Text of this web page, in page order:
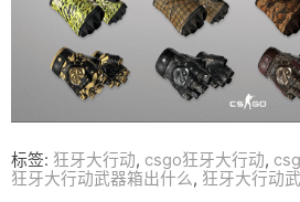
标签: 狂牙大行动, csgo狂牙大行动,
狂牙大行动武器箱出什么, 狂牙大行动